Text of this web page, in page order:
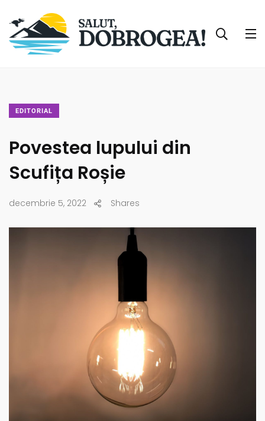
EDITORIAL
Povestea lupului din
Scufița Roșie
decembrie 5, 2022 Shares